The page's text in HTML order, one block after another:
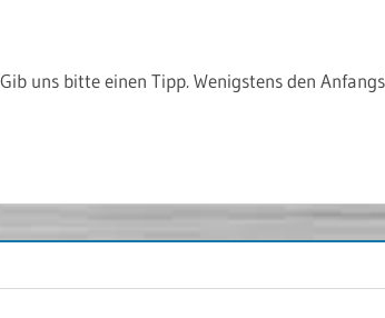
uns bitte einen Tipp. Wenigstens den